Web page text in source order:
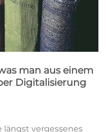
man aus einem
Digitalisierung
längst vergessenes